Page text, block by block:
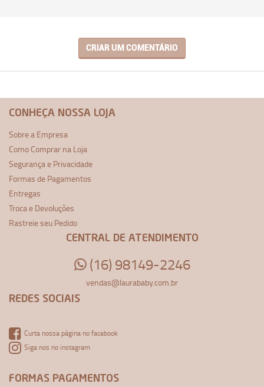
CRIAR UM COMENTÁRIO
CONHEÇA NOSSA LOJA
Sobre a Empresa
Como Comprar na Loja
Segurança e Privacidade
Formas de Pagamentos
Entregas
Troca e Devoluções
Rastreie seu Pedido
CENTRAL DE ATENDIMENTO
(16) 98149-2246
vendas@laurababy.com.br
REDES SOCIAIS
Curta nossa página no facebook
Siga nos no instagram
FORMAS PAGAMENTOS